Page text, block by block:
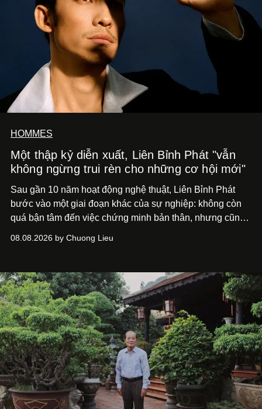
HOMMES
Một thập kỷ diễn xuất, Liên Bỉnh Phát "vẫn
không ngừng trui rèn cho những cơ hội mới"
Sau gần 10 năm hoạt động nghệ thuật, Liên Bỉnh Phát
bước vào một giai đoạn khác của sự nghiệp: không còn
quá bận tâm đến việc chứng minh bản thân, nhưng cũng
phim điện ảnh trong nửa đầu 2026 đến hành trình trở lại
bằng một tâm thế điềm tĩnh hơn. Anh tiếp tục học hỏi, trau
dồi và chờ đợi những vai diễn đủ sức đưa mình đến
những vùng đất mới. Ở tuổi ngoài 30, điều anh theo đuổi
không phải những đích đến quá lớn, mà là khả năng luôn
tiến về phía trước.
08.08.2026 by Chuong Lieu